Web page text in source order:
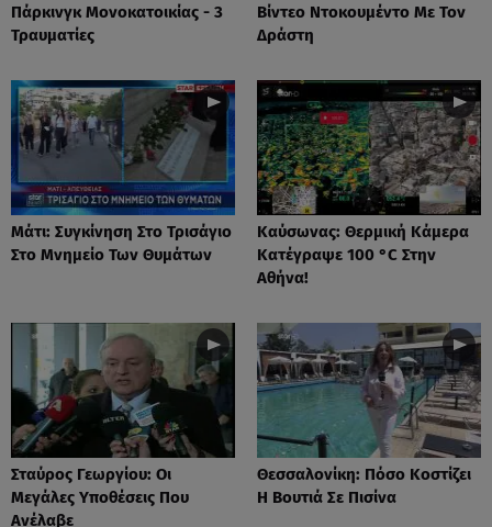
Πάρκινγκ Μονοκατοικίας - 3
Τραυματίες
Βίντεο Ντοκουμέντο Με Τον
Δράστη
Μάτι: Συγκίνηση Στο Τρισάγιο
Στο Μνημείο Των Θυμάτων
Καύσωνας: Θερμική Κάμερα
Κατέγραψε 100 °C Στην
Αθήνα!
Σταύρος Γεωργίου: Οι
Μεγάλες Υποθέσεις Που
Ανέλαβε
Θεσσαλονίκη: Πόσο Κοστίζει
Η Βουτιά Σε Πισίνα